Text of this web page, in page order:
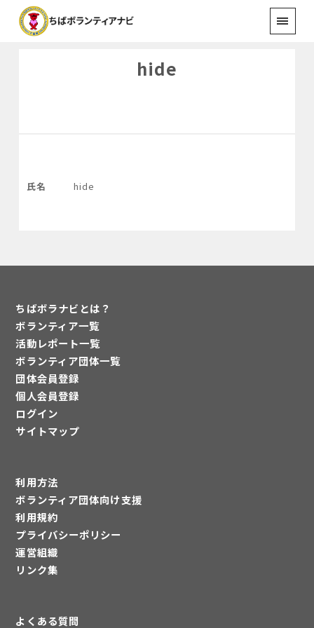
hide
氏名 hide
ちばボラナビとは？
ボランティア一覧
活動レポート一覧
ボランティア団体一覧
団体会員登録
個人会員登録
ログイン
サイトマップ
利用方法
ボランティア団体向け支援
利用規約
プライバシーポリシー
運営組織
リンク集
よくある質問